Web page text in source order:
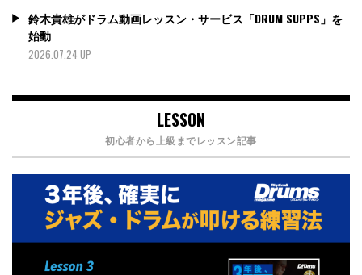
鈴木貴雄がドラム動画レッスン・サービス「DRUM SUPPS」を
始動
2026.07.24 UP
LESSON
初心者から上級までレッスン記事